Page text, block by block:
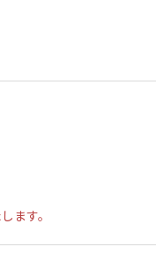
ます。